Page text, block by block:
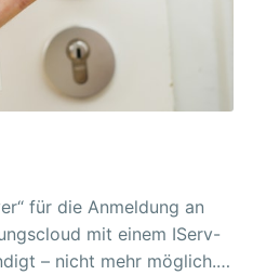
für die Anmeldung an
mit einem IServ-
– nicht mehr möglich.